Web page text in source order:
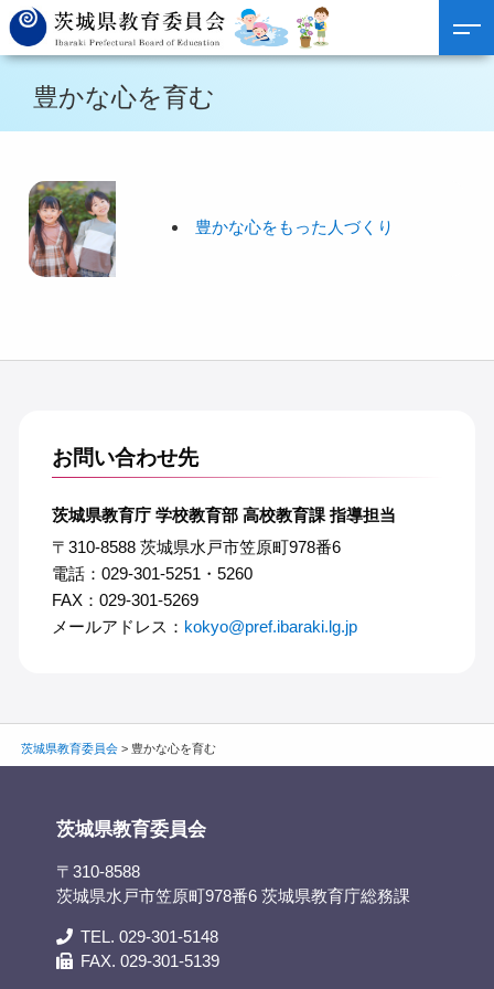
豊かな心を育む
豊かな心をもった人づくり
お問い合わせ先
茨城県教育庁 学校教育部 高校教育課 指導担当
〒310-8588 茨城県水戸市笠原町978番6
電話：029-301-5251・5260
FAX：029-301-5269
メールアドレス： kokyo@pref.ibaraki.lg.jp
茨城県教育委員会> 豊かな心を育む
茨城県教育委員会
〒310-8588
茨城県水戸市笠原町978番6 茨城県教育庁総務課
TEL. 029-301-5148
FAX. 029-301-5139